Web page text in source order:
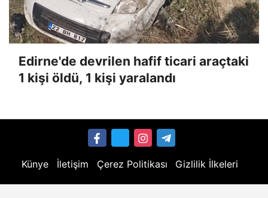
Edirne'de devrilen hafif ticari araçtaki
1 kişi öldü, 1 kişi yaralandı
Künye İletişim Çerez Politikası Gizlilik İlkeleri